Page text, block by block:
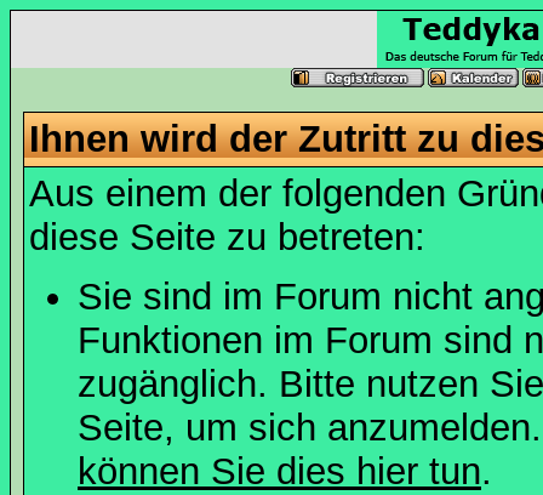
Ihnen wird der Zutritt zu
Aus einem der folgenden
diese Seite zu betreten:
Sie sind im Forum nicht
Funktionen im Forum sind
zugänglich. Bitte nutzen
Seite, um sich
können Sie dies hier tun.